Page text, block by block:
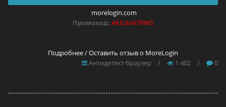
morelogin.com
Промокод:AA3LKvN7R9KS
Подробнее / Оставить отзыв о MoreLogin
Антидетект браузер
/ 1 402 / 0